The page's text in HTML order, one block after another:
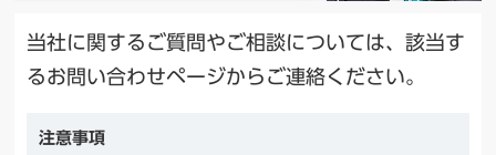
当社に関するご質問やご相談については、該当す
るお問い合わせページからご連絡ください。
注意事項